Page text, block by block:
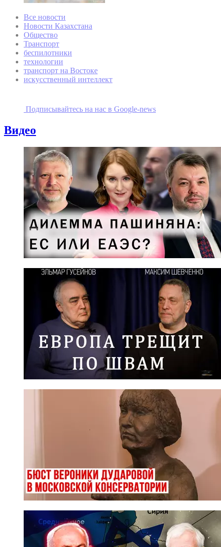
Все новости
Новости Казахстана
Общество
Транспорт
беспилотники
технологии
транспорт на Востоке
искусственный интеллект
Подписывайтесь на наc в Google-news
Видео